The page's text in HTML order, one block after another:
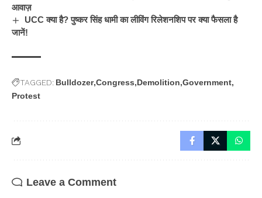
आवाज़
UCC क्या है? पुष्कर सिंह धामी का लीविंग रिलेशनशिप पर क्या फैसला है
जानें!
TAGGED: Bulldozer Congress Demolition Government
Protest
Leave a Comment